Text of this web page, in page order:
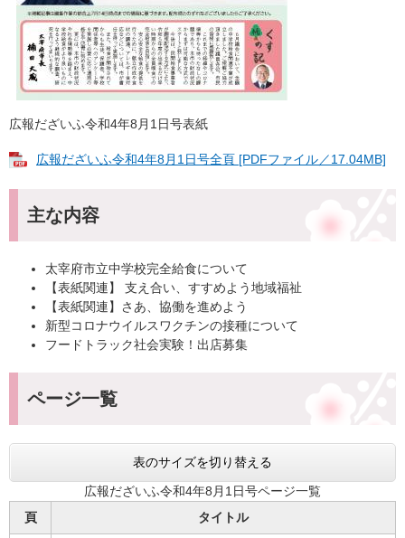
広報だざいふ令和4年8月1日号表紙
広報だざいふ令和4年8月1日号全頁 [PDFファイル／17.04MB]
主な内容​
太宰府市立中学校完全給食について
【表紙関連】 支え合い、すすめよう地域福祉
【表紙関連】さあ、協働を進めよう
新型コロナウイルスワクチンの接種について
フードトラック社会実験！出店募集
ページ一覧
表のサイズを切り替える
広報だざいふ令和4年8月1日号ページ一覧
頁
タイトル